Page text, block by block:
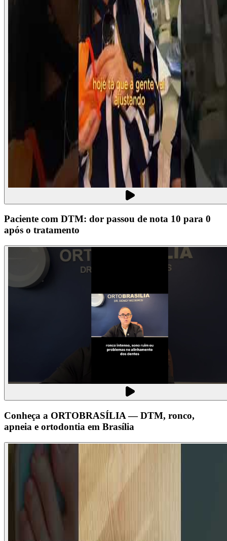
Paciente com DTM: dor passou de nota 10 para 0
após o tratamento
Conheça a ORTOBRASÍLIA — DTM, ronco,
apneia e ortodontia em Brasília